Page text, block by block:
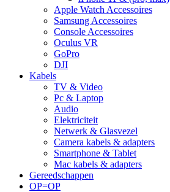
Apple Watch Accessoires
Samsung Accessoires
Console Accessoires
Oculus VR
GoPro
DJI
Kabels
TV & Video
Pc & Laptop
Audio
Elektriciteit
Netwerk & Glasvezel
Camera kabels & adapters
Smartphone & Tablet
Mac kabels & adapters
Gereedschappen
OP=OP